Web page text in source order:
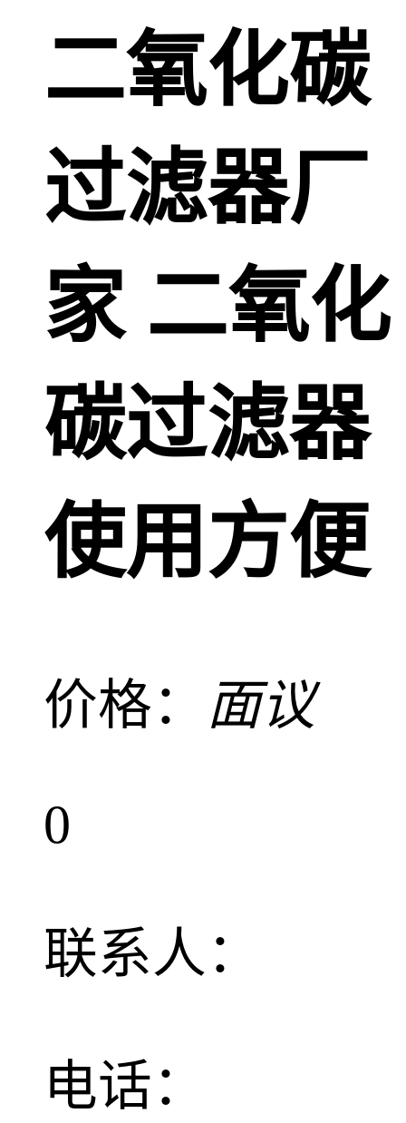
二氧化碳
过滤器厂
家 二氧化
碳过滤器
使用方便
价格： 面议
0
联系人：
电话：